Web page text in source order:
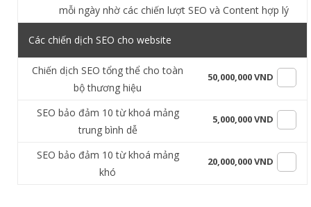
mỗi ngày nhờ các chiến lượt SEO và Content hợp lý
Các chiến dịch SEO cho website
Chiến dịch SEO tổng thể cho toàn
bộ thương hiệu
50,000,000 VND
SEO bảo đảm 10 từ khoá mảng
trung bình dễ
5,000,000 VND
SEO bảo đảm 10 từ khoá mảng
khó
20,000,000 VND